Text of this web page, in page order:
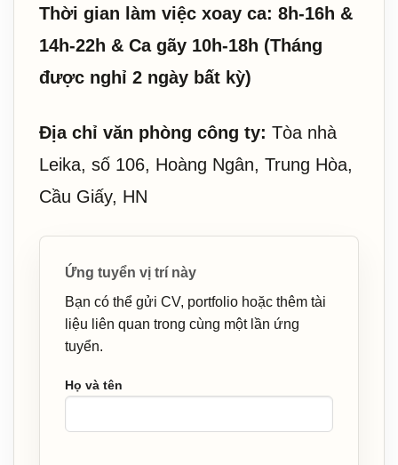
Thời gian làm việc xoay ca: 8h-16h &
14h-22h & Ca gãy 10h-18h (Tháng
được nghỉ 2 ngày bất kỳ)
Địa chỉ văn phòng công ty: Tòa nhà
Leika, số 106, Hoàng Ngân, Trung Hòa,
Cầu Giấy, HN
Ứng tuyển vị trí này
Bạn có thể gửi CV, portfolio hoặc thêm tài
liệu liên quan trong cùng một lần ứng
tuyển.
Họ và tên